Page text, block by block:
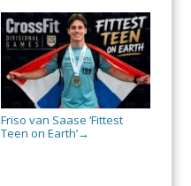
Friso van Saase ‘Fittest
Teen on Earth’→